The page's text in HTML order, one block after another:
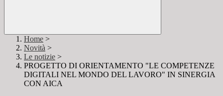
Home >
Novità >
Le notizie >
PROGETTO DI ORIENTAMENTO "LE COMPETENZE
DIGITALI NEL MONDO DEL LAVORO" IN SINERGIA
CON AICA